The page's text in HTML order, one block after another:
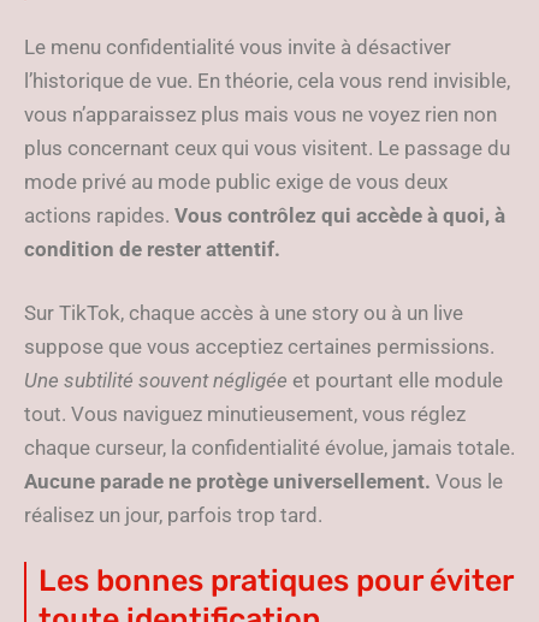
Le menu confidentialité vous invite à désactiver
l’historique de vue. En théorie, cela vous rend invisible,
vous n’apparaissez plus mais vous ne voyez rien non
plus concernant ceux qui vous visitent. Le passage du
mode privé au mode public exige de vous deux
actions rapides. Vous contrôlez qui accède à quoi, à
condition de rester attentif.
Sur TikTok, chaque accès à une story ou à un live
suppose que vous acceptiez certaines permissions.
Une subtilité souvent négligée et pourtant elle module
tout. Vous naviguez minutieusement, vous réglez
chaque curseur, la confidentialité évolue, jamais totale.
Aucune parade ne protège universellement. Vous le
réalisez un jour, parfois trop tard.
Les bonnes pratiques pour éviter